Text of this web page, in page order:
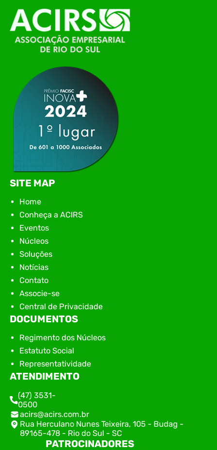
O Polo ACATE-ACIRS, por meio do NIAVI – Núcleo
de Tecnologia da Informação do Alto Vale do
Itajaí, realizou, no dia 21 de julho, o evento
Conexão Tech NIAVI, reunindo empresas de
tecnologia da região para uma noite de
apresentação de novas iniciativas para o setor. O
encontro aconteceu em Rio…
SITE MAP
Home
Conheça a ACIRS
Eventos
Núcleos
Soluções
Notícias
Contato
Associe-se
Central de Privacidade
DOCUMENTOS
Regimento dos Núcleos
Estatuto Social
Representatividade
ATENDIMENTO
(47) 3531-
0500
acirs@acirs.com.br
Rua Herculano Nunes Teixeira, 105 - Budag -
89165-478 - Rio do Sul - SC
PATROCINADORES